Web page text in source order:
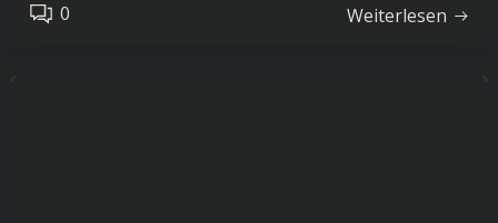
0 Weiterlesen